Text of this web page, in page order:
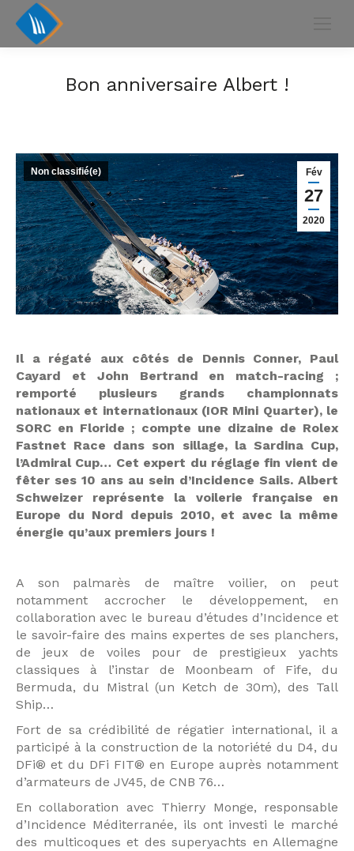
Bon anniversaire Albert !
Fév
27
2020
Non classifié(e)
Il a régaté aux côtés de Dennis Conner, Paul
Cayard et John Bertrand en match-racing ;
remporté plusieurs grands championnats
nationaux et internationaux (IOR Mini Quarter), le
SORC en Floride ; compte une dizaine de Rolex
Fastnet Race dans son sillage, la Sardina Cup,
l’Admiral Cup… Cet expert du réglage fin vient de
fêter ses 10 ans au sein d’Incidence Sails. Albert
Schweizer représente la voilerie française en
Europe du Nord depuis 2010, et avec la même
énergie qu’aux premiers jours !
A son palmarès de maître voilier, on peut
notamment accrocher le développement, en
collaboration avec le bureau d’études d’Incidence et
le savoir-faire des mains expertes de ses planchers,
de jeux de voiles pour de prestigieux yachts
classiques à l’instar de Moonbeam of Fife, du
Bermuda, du Mistral (un Ketch de 30m), des Tall
Ship…
Fort de sa crédibilité de régatier international, il a
participé à la construction de la notoriété du D4, du
DFi® et du DFi FIT® en Europe auprès notamment
d’armateurs de JV45, de CNB 76…
En collaboration avec Thierry Monge, responsable
d’Incidence Méditerranée, ils ont investi le marché
des multicoques et des superyachts en Allemagne